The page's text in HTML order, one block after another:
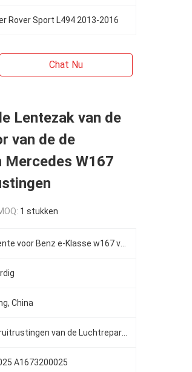
Rover Sport L494 2013-2016
Chat Nu
Lentezak van de
van de de
W167
1 stukken
China
A1673200025